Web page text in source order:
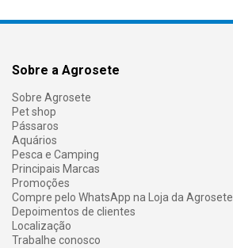
Sobre a Agrosete
Sobre Agrosete
Pet shop
Pássaros
Aquários
Pesca e Camping
Principais Marcas
Promoções
Compre pelo WhatsApp na Loja da Agrosete
Depoimentos de clientes
Localização
Trabalhe conosco